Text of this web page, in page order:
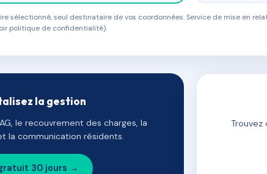
sélectionné, seul destinataire de vos coordonnées. Service de mise en
politique de confidentialité).
la gestion
le recouvrement des charges, la
la communication résidents.
30 jours →
Trouvez